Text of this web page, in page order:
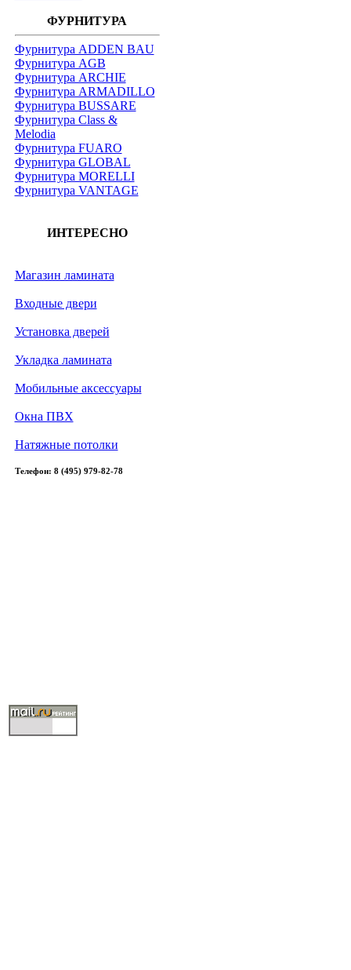
ФУРНИТУРА
Фурнитура ADDEN BAU
Фурнитура AGB
Фурнитура ARCHIE
Фурнитура ARMADILLO
Фурнитура BUSSARE
Фурнитура Class &
Melodia
Фурнитура FUARO
Фурнитура GLOBAL
Фурнитура MORELLI
Фурнитура VANTAGE
ИНТЕРЕСНО
Магазин ламината
Входные двери
Установка дверей
Укладка ламината
Мобильные аксессуары
Окна ПВХ
Натяжные потолки
Телефон: 8 (495) 979-82-78